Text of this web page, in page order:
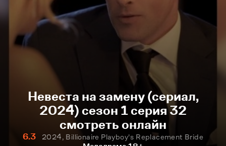
Невеста на замену (сериал,
2024) сезон 1 серия 32
смотреть онлайн
6.3
2024, Billionaire Playboy's Replacement Bride